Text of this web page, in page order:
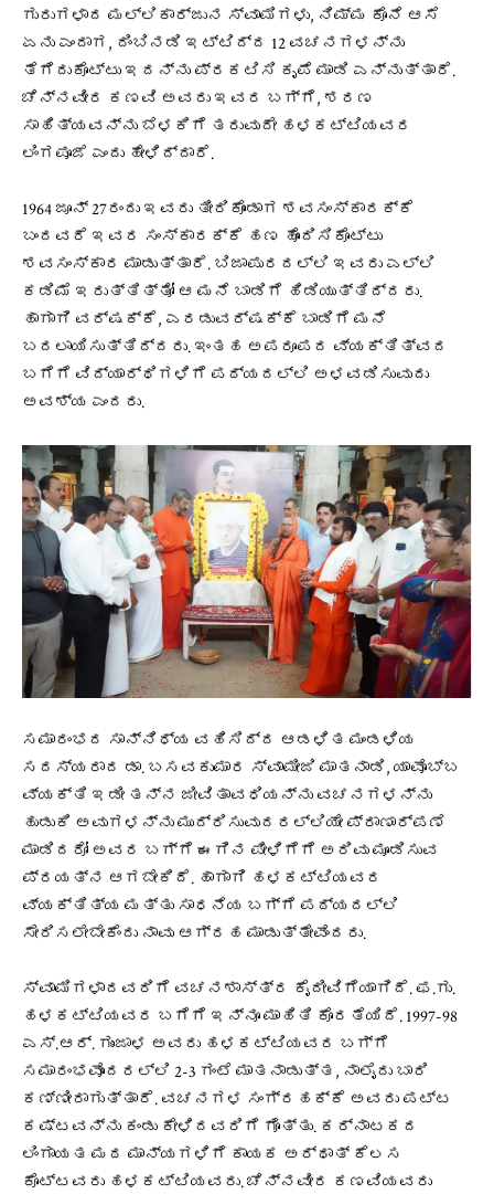
ಗುರುಗಳಾದ ಮಲ್ಲಿಕಾರ್ಜುನ ಸ್ವಾಮಿಗಳು, ನಿಮ್ಮ ಕೊನೆ ಆಸೆ
ಏನು ಎಂದಾಗ, ದಿಂಬಿನಡಿ ಇಟ್ಟಿದ್ದ 12 ವಚನಗಳನ್ನು
ತೆಗೆದುಕೊಟ್ಟು ಇದನ್ನು ಪ್ರಕಟಿಸಿ ಕೃಪೆ ಮಾಡಿ ಎನ್ನುತ್ತಾರೆ.
ಚೆನ್ನವೀರ ಕಣವಿ ಅವರು ಇವರ ಬಗ್ಗೆ, ಶರಣ
ಸಾಹಿತ್ಯವನ್ನು ಬೆಳಕಿಗೆ ತರುವುದೇ ಹಳಕಟ್ಟಿಯವರ
ಲಿಂಗಪೂಜೆ ಎಂದು ಹೇಳಿದ್ದಾರೆ.
1964 ಜೂನ್ 27ರಂದು ಇವರು ತೀರಿಕೊಂಡಾಗ ಶವಸಂಸ್ಕಾರಕ್ಕೆ
ಬಂದವರೆ ಇವರ ಸಂಸ್ಕಾರಕ್ಕೆ ಹಣ ಹೊಂದಿಸಿಕೊಟ್ಟು
ಶವಸಂಸ್ಕಾರ ಮಾಡುತ್ತಾರೆ. ಬಿಜಾಪುರದಲ್ಲಿ ಇವರು ಎಲ್ಲಿ
ಕಡಿಮೆ ಇರುತ್ತಿತ್ತೋ ಆ ಮನೆ ಬಾಡಿಗೆ ಹಿಡಿಯುತ್ತಿದ್ದರು.
ಹಾಗಾಗಿ ವರ್ಷಕ್ಕೆ, ಎರಡುವರ್ಷಕ್ಕೆ ಬಾಡಿಗೆ ಮನೆ
ಬದಲಾಯಿಸುತ್ತಿದ್ದರು. ಇಂತಹ ಅಪರೂಪದ ವ್ಯಕ್ತಿತ್ವದ
ಬಗೆಗೆ ವಿದ್ಯಾರ್ಥಿಗಳಿಗೆ ಪಠ್ಯದಲ್ಲಿ ಅಳವಡಿಸುವುದು
ಅವಶ್ಯ ಎಂದರು.
ಸಮಾರಂಭದ ಸಾನ್ನಿಧ್ಯ ವಹಿಸಿದ್ದ ಆಡಳಿತ ಮಂಡಳಿಯ
ಸದಸ್ಯರಾದ ಡಾ. ಬಸವಕುಮಾರ ಸ್ವಾಮೀಜಿ ಮಾತನಾಡಿ, ಯಾವೊಬ್ಬ
ವ್ಯಕ್ತಿ ಇಡೀ ತನ್ನ ಜೀವಿತಾವಧಿಯನ್ನು ವಚನಗಳನ್ನು
ಹುಡುಕಿ ಅವುಗಳನ್ನು ಮುದ್ರಿಸುವುದರಲ್ಲಿಯೇ ಪ್ರಾಣಾರ್ಪಣೆ
ಮಾಡಿದರೋ ಅವರ ಬಗ್ಗೆ ಈಗಿನ ಪೀಳಿಗೆಗೆ ಅರಿವು ಮೂಡಿಸುವ
ಪ್ರಯತ್ನ ಆಗಬೇಕಿದೆ. ಹಾಗಾಗಿ ಹಳಕಟ್ಟಿಯವರ
ವ್ಯಕ್ತಿತ್ಯ ಮತ್ತು ಸಾಧನೆಯ ಬಗ್ಗೆ ಪಠ್ಯದಲ್ಲಿ
ಸೇರಿಸಲೇಬೇಕೆಂದು ನಾವು ಆಗ್ರಹ ಮಾಡುತ್ತೇವೆಂದರು.
ಸ್ವಾಮಿಗಳಾದವರಿಗೆ ವಚನಶಾಸ್ತ್ರ ಕೈದೀವಿಗೆಯಾಗಿದೆ. ಫ.ಗು.
ಹಳಕಟ್ಟಿಯವರ ಬಗೆಗೆ ಇನ್ನೂ ಮಾಹಿತಿ ಕೊರತೆಯಿದೆ. 1997-98
ಎಸ್‌.ಆರ್. ಗುಂಜಾಳ ಅವರು ಹಳಕಟ್ಟಿಯವರ ಬಗ್ಗೆ
ಸಮಾರಂಭವೊಂದರಲ್ಲಿ 2-3 ಗಂಟೆ ಮಾತನಾಡುತ್ತ, ನಾಲೈದು ಬಾರಿ
ಕಣ್ಣೀರಾಗುತ್ತಾರೆ. ವಚನಗಳ ಸಂಗ್ರಹಕ್ಕೆ ಅವರು ಪಟ್ಟ
ಕಷ್ಟವನ್ನು ಕಂಡು ಕೇಳಿದವರಿಗೆ ಗೊತ್ತು. ಕರ್ನಾಟಕದ
ಲಿಂಗಾಯತ ಮಠ ಮಾನ್ಯಗಳಿಗೆ ಕಾಯಕ ಅರ್ಥಾತ್ ಕೆಲಸ
ಕೊಟ್ಟವರು ಹಳಕಟ್ಟಿಯವರು. ಚೆನ್ನವೀರ ಕಣವಿಯವರು